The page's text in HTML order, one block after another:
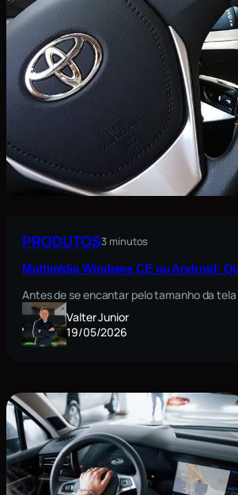
PRODUTOS3 minutos
Multimídia Windows CE ou Android:
Antes de se encantar pelo tamanho da
Valter Junior
19/05/2026